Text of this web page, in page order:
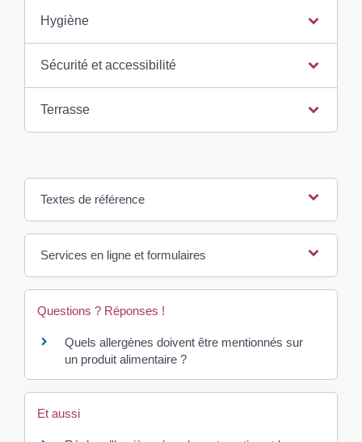
Hygiène
Sécurité et accessibilité
Terrasse
Textes de référence
Services en ligne et formulaires
Questions ? Réponses !
Quels allergènes doivent être mentionnés sur
un produit alimentaire ?
Et aussi